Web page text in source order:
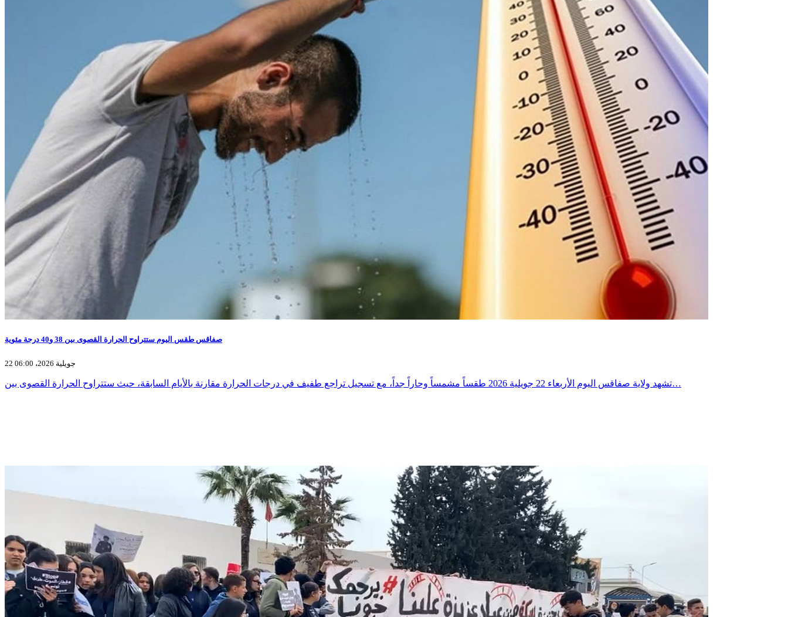
صفاقس طقس اليوم ستتراوح الحرارة القصوى بين 38 و40 درجة مئوية
22 جويلية 2026، 06:00
تشهد ولاية صفاقس اليوم الأربعاء 22 جويلية 2026 طقساً مشمساً وحاراً جداً، مع تسجيل تراجع طفيف في درجات الحرارة مقارنة بالأيام السابقة، حيث ستتراوح الحرارة القصوى بين…